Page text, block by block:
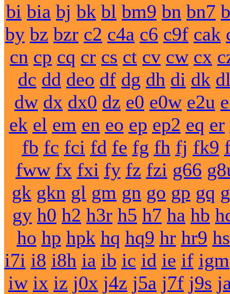
bi bia bj bk bl bm9 bn bn7
by bz bzr c2 c4a c6 c9f cak
cn cp cq cr cs ct cv cw cx
dc dd deo df dg dh di dk
dw dx dx0 dz e0 e0w e2u
ek el em en eo ep ep2 eq er
fb fc fci fd fe fg fh fj fk9
fww fx fxi fy fz fzi g66
gk gkn gl gm gn go gp gq
gy h0 h2 h3r h5 h7 ha hb
ho hp hpk hq hq9 hr hr9 hs
i7i i8 i8h ia ib ic id ie if igm
iw ix iz j0x j4z j5a j7f j9s